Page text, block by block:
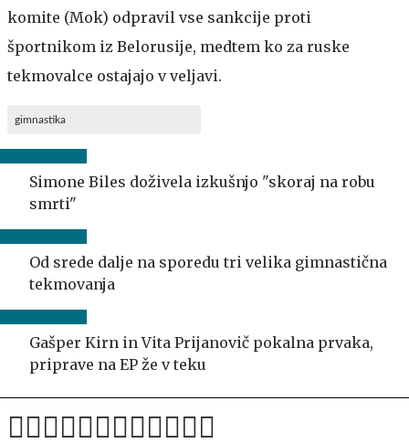
komite (Mok) odpravil vse sankcije proti
športnikom iz Belorusije, medtem ko za ruske
tekmovalce ostajajo v veljavi.
gimnastika
Simone Biles doživela izkušnjo "skoraj na robu
smrti"
Od srede dalje na sporedu tri velika gimnastična
tekmovanja
Gašper Kirn in Vita Prijanovič pokalna prvaka,
priprave na EP že v teku